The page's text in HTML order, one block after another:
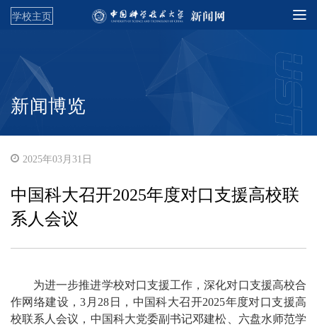
学校主页
新闻博览
2025年03月31日
中国科大召开2025年度对口支援高校联
系人会议
为进一步推进学校对口支援工作，深化对口支援高校合
作网络建设，3月28日，中国科大召开2025年度对口支援高
校联系人会议，中国科大党委副书记邓建松、六盘水师范学